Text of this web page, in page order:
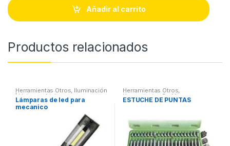
t
i
Añadir al carrito
Productos relacionados
Herramientas Otros, Iluminación
| Linternas Led
Lámparas de led para
mecanico
Herramientas Otros,
Herramientas De Mano ,
Herramientas De Mano,
otros
ESTUCHE DE PUNTAS